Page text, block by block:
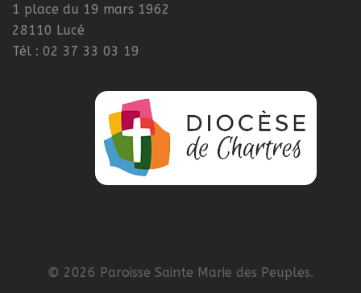
1 place du 19 mars 1962
28110 Lucé
Tél : 02 37 33 03 19
© 2026 Paroisse Sainte Marie des Peuples.